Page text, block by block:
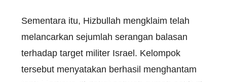
Sementara itu, Hizbullah mengklaim telah
melancarkan sejumlah serangan balasan
terhadap target militer Israel. Kelompok
tersebut menyatakan berhasil menghantam